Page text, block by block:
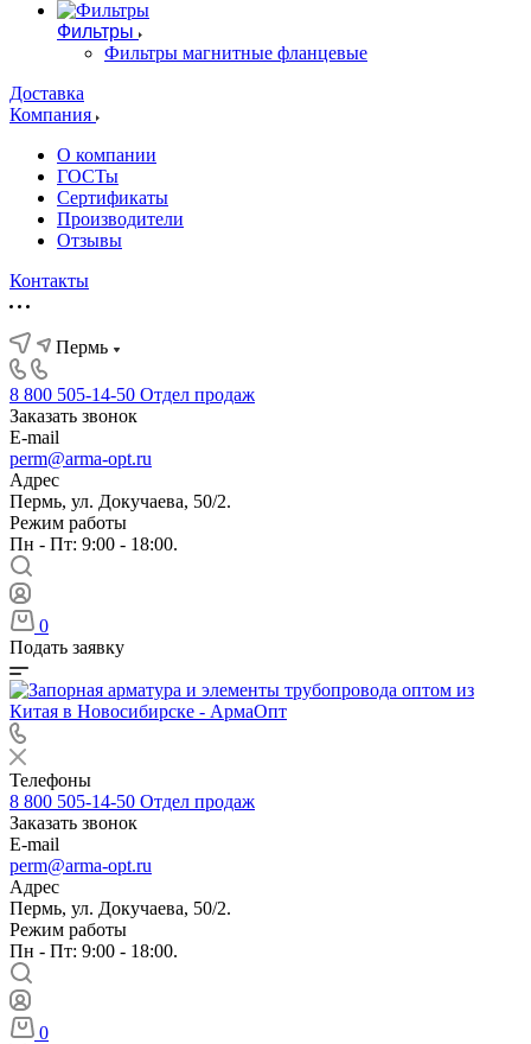
Фильтры
Фильтры магнитные фланцевые
Доставка
Компания
О компании
ГОСТы
Сертификаты
Производители
Отзывы
Контакты
Пермь
8 800 505-14-50 Отдел продаж
Заказать звонок
E-mail
perm@arma-opt.ru
Адрес
Пермь, ул. Докучаева, 50/2.
Режим работы
Пн - Пт: 9:00 - 18:00.
0
Подать заявку
Телефоны
8 800 505-14-50 Отдел продаж
Заказать звонок
E-mail
perm@arma-opt.ru
Адрес
Пермь, ул. Докучаева, 50/2.
Режим работы
Пн - Пт: 9:00 - 18:00.
0